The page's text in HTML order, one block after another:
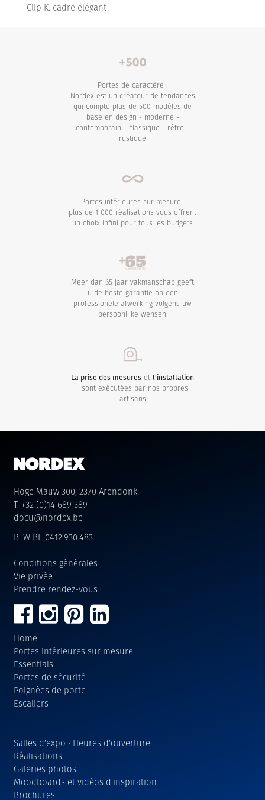
Clip K: cadre élégant
Portes de caractère :
Nordex est un créateur de tendances
qui compte plus de 500 modèles de
base en design - moderne -
contemporain - classique - rétro -
rustique
Portes intérieures sur mesure :
plus de 1 000 réalisations vous offrent
un choix infini pour tous les budgets
Meer dan 65 jaar vakmanschap geeft
u de beste garantie op een
professionele afwerking volgens uw
persoonlijke wensen.
La prise des mesures et l’installation
sont exécutées par nos propres
artisans
Hoge Mauw 300, 2370 Arendonk
T. +32 (0)14 689 389
docu@nordex.be
BTW BE 0412.930.483
Conditions générales
Vie privée
Prendre rendez-vous
Home
Portes intérieures sur mesure
Essentials
Portes de sécurité
Poignées de porte
Escaliers
Salles d'expo • Heures d'ouverture
Réalisations
Galeries photos
Moodboards et vidéos d’inspiration
Brochures